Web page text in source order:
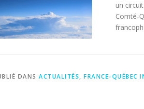
un
Comté-
DANS ACTUALITÉS, FRANCE-QUÉBEC